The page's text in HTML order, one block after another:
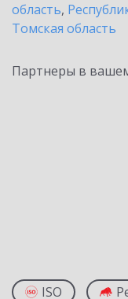
область,
Томская область
Партнеры в
ISO